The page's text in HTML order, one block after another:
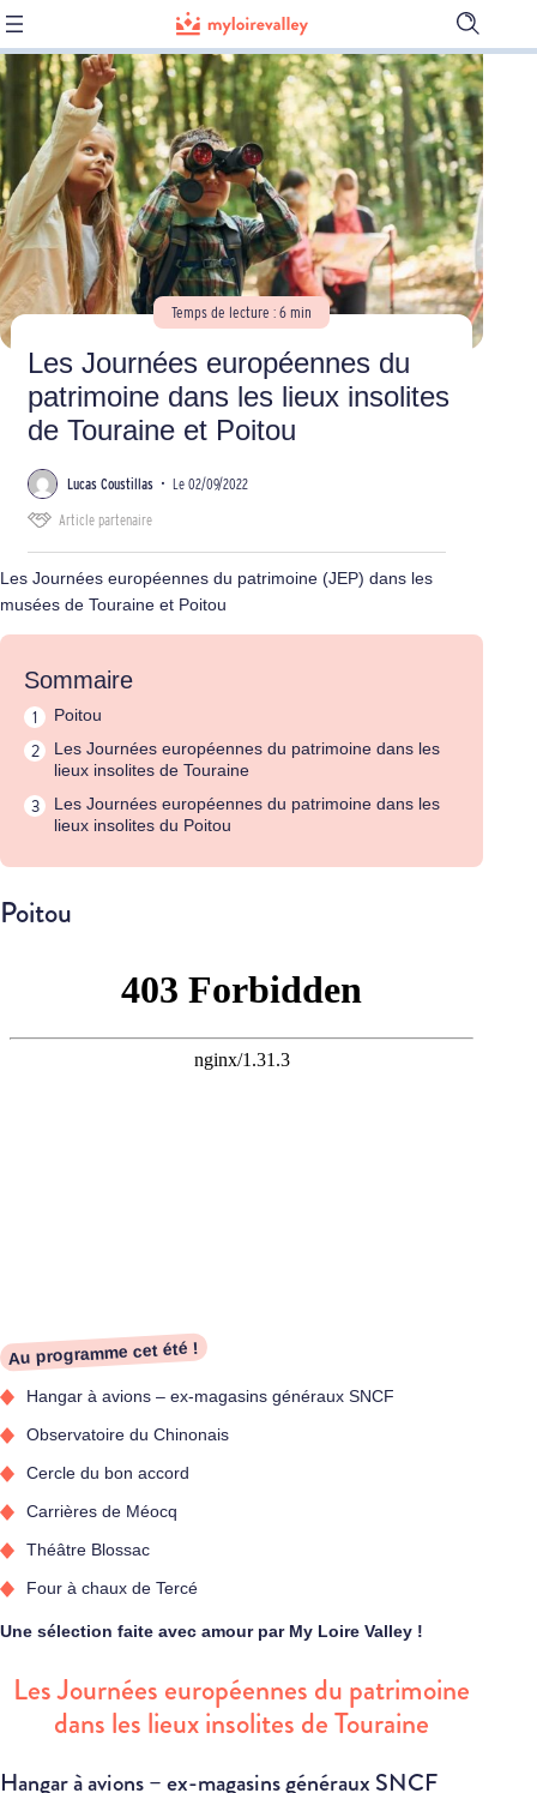
Ouvrir
la
barre
de
Temps de lecture : 6 min
Les Journées européennes du
patrimoine dans les lieux insolites
de Touraine et Poitou
Lucas Coustillas • Le 02/09/2022
Article partenaire
Les Journées européennes du patrimoine (JEP) dans les
musées de Touraine et Poitou
Sommaire
Poitou
Les Journées européennes du patrimoine dans les
lieux insolites de Touraine
Les Journées européennes du patrimoine dans les
lieux insolites du Poitou
Poitou
Au programme cet été !
Hangar à avions – ex-magasins généraux SNCF
Observatoire du Chinonais
Cercle du bon accord
Carrières de Méocq
Théâtre Blossac
Four à chaux de Tercé
Une sélection faite avec amour par My Loire Valley !
Les Journées européennes du patrimoine
dans les lieux insolites de Touraine
Hangar à avions – ex-magasins généraux SNCF